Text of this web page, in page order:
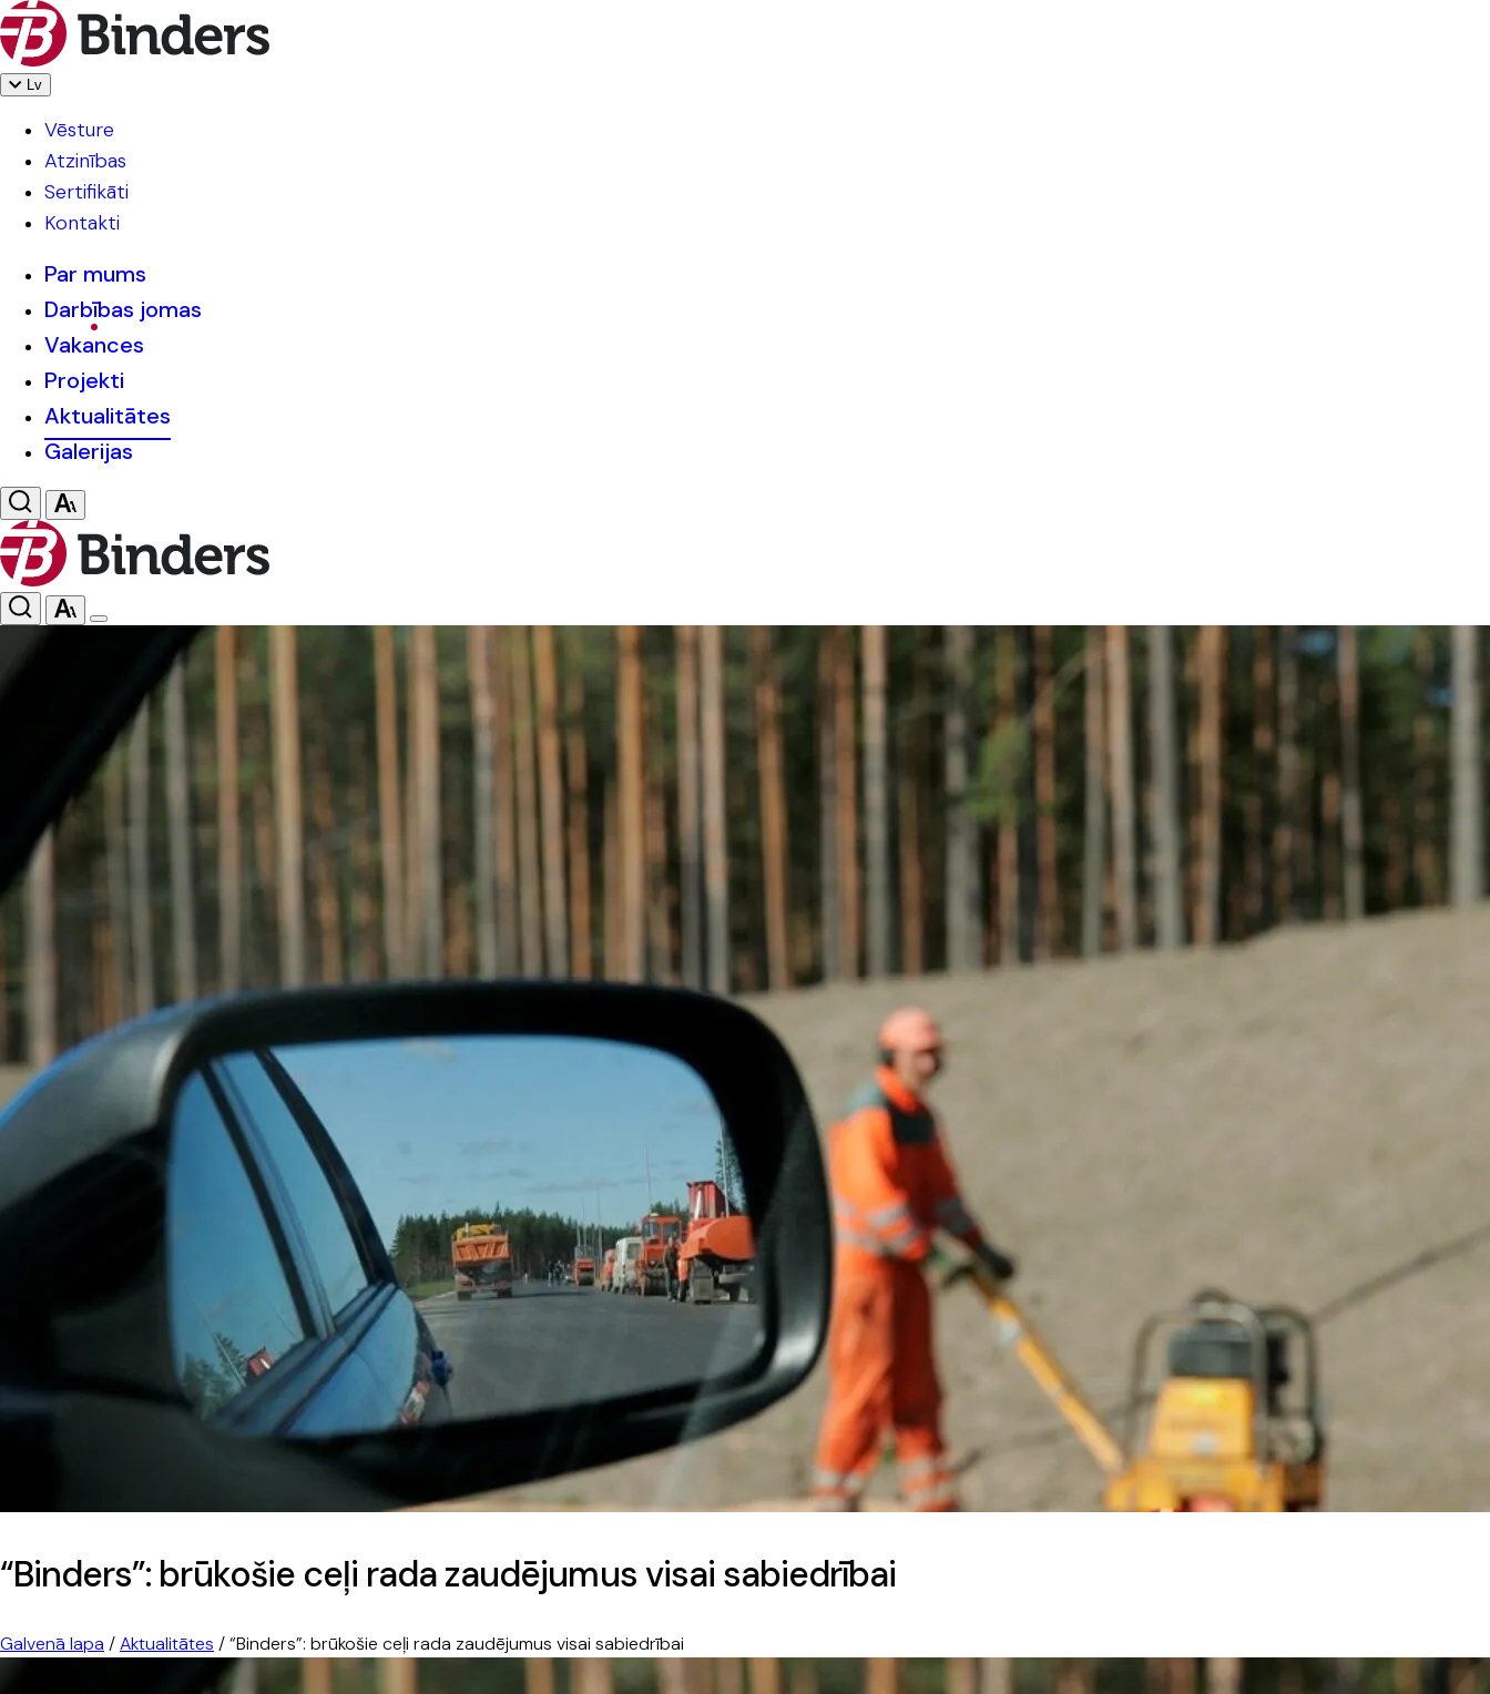
Lv
Vēsture
Atzinības
Sertifikāti
Kontakti
Par mums
Darbības jomas
Vakances
Projekti
Aktualitātes
Galerijas
“Binders”: brūkošie ceļi rada zaudējumus visai sabiedrībai
Galvenā lapa /Aktualitātes /“Binders”: brūkošie ceļi rada zaudējumus visai sabiedrībai